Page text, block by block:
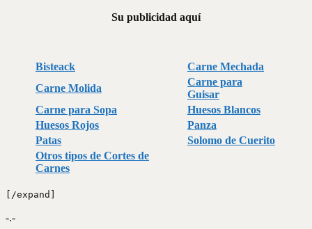
Su publicidad aquí
Bisteack
Carne Mechada
Carne Molida
Carne para
Guisar
Carne para Sopa
Huesos Blancos
Huesos Rojos
Panza
Patas
Solomo de Cuerito
Otros tipos de Cortes de
Carnes
[/expand]
-.-